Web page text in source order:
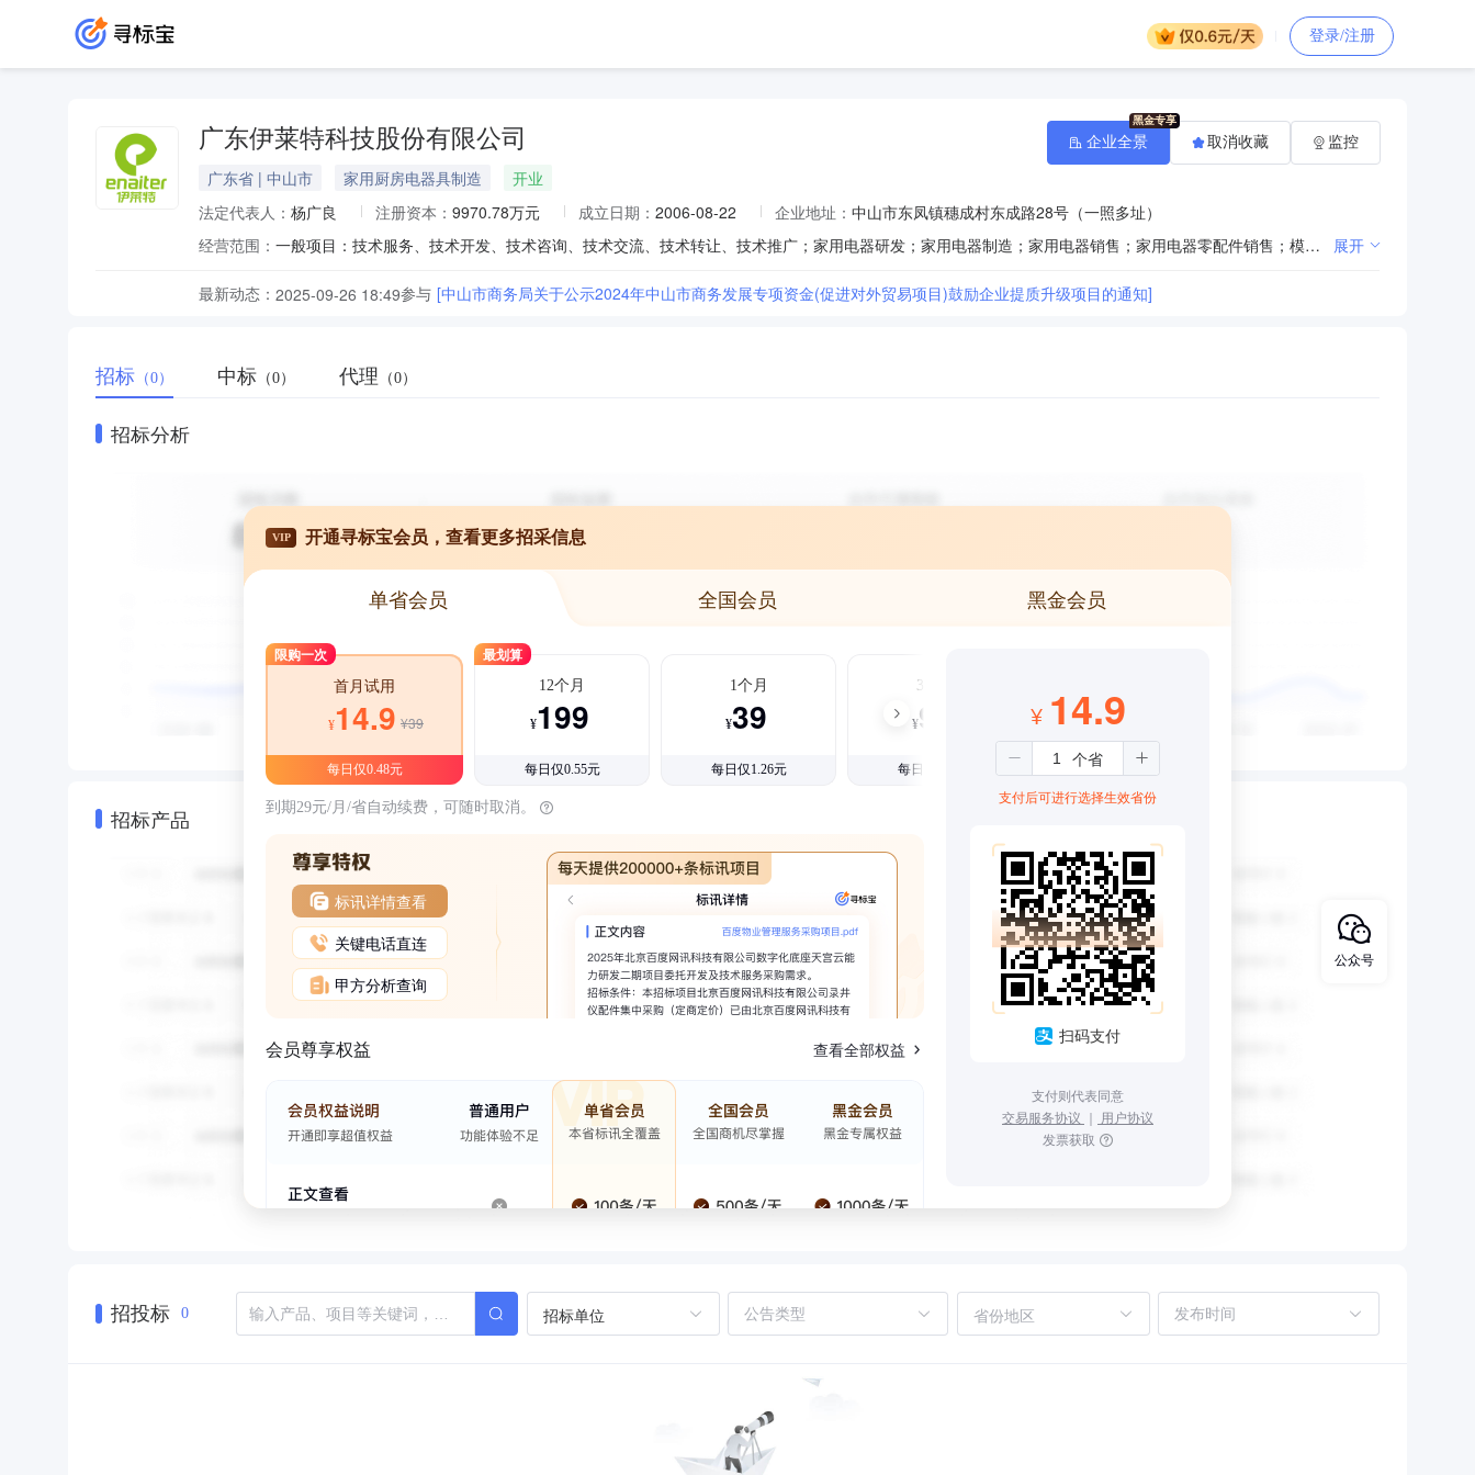
登录/注册
广东伊莱特科技股份有限公司
广东省 | 中山市 家用厨房电器具制造
开业
法定代表人： 杨广良 注册资本： 9970.78万元 成立日期： 2006-08-22 企业地址： 中山市东凤镇穗成村东成路28号（一照多址）
经营范围：
一般项目：技术服务、技术开发、技术咨询、技术交流、技术转让、技术推广；家用电器研发；家用电器制造；家用电器销售；家用电器零配件销售；模具制造；塑料制品销售；塑料制品制造；日用家电零售；电子产品销售；机械电气设备制造；五金产品研发；互联网销售（除销售需要许可的商品）；货物进出口；技术进出口。（除依法须经批准的项目外，凭营业执照依法自主开展经营活动【上述经营范围涉及：货物或技术进出口（国家禁止或涉及行政审批的货物和技术进出口除外）】 展开
最新动态： 2025-09-26 18:49参与 [中山市商务局关于公示2024年中山市商务发展专项资金(促进对外贸易项目)鼓励企业提质升级项目的通知]
企业全景 取消收藏 监控
招标 （0） 中标 （0） 代理 （0）
招标分析
招标产品
VIP 开通寻标宝会员，查看更多招采信息
单省会员 全国会员 黑金会员
限购一次
首月试用
¥14.9 ¥39
每日仅0.48元
最划算
12个月
¥199
每日仅0.55元
1个月
¥39
每日仅1.26元
3个月
¥99
每日仅1.08元
到期29元/月/省自动续费，可随时取消。
标讯详情查看
关键电话直连
甲方分析查询
会员尊享权益 查看全部权益
¥ 14.9
支付后可进行选择生效省份
扫码支付
支付则代表同意
交易服务协议 ｜ 用户协议
发票获取
招投标 0 招标单位 省份地区
公众号